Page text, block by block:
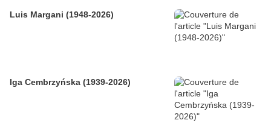
Luis Margani (1948-2026)
Iga Cembrzyńska (1939-2026)